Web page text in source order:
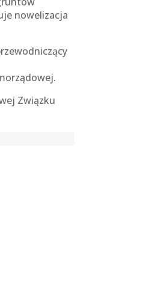
nowelizacja
Związku